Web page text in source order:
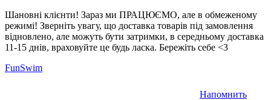
Шановні клієнти! Зараз ми ПРАЦЮЄМО, але в обмеженому
режимі! Зверніть увагу, що доставка товарів під замовлення
відновлено, але можуть бути затримки, в середньому доставка
11-15 днів, враховуйте це будь ласка. Бережіть себе <3
FunSwim
Напомнить